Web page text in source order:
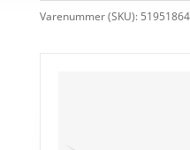
Varenummer (SKU):